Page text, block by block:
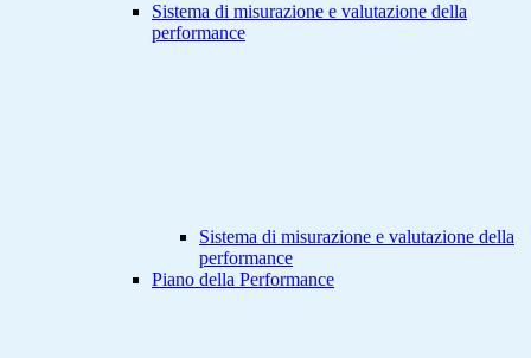
Sistema di misurazione e valutazione della
performance
Sistema di misurazione e valutazione della
performance
Piano della Performance